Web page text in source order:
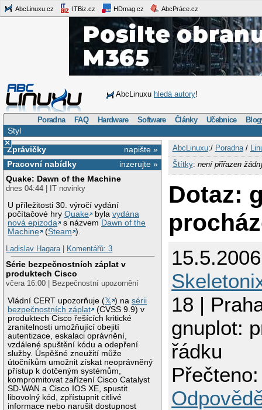
AbcLinuxu.cz ITBiz.cz HDmag.cz AbcPráce.cz
AbcLinuxu hledá autory!
Poradna FAQ Hardware Software Články Učebnice
Styl
×
napište »
Zprávičky
inzerujte »
Pracovní nabídky
Quake: Dawn of the Machine
dnes 04:44 | IT novinky
U příležitosti 30. výročí vydání
počítačové hryQuake bylavydána
nová epizoda
s názvem Dawn of the
Machine
(Steam ).
Ladislav Hagara| Komentářů: 3
Série bezpečnostních záplat v
produktech Cisco
včera 16:00 | Bezpečnostní upozornění
Vládní CERT upozorňuje (𝕏 ) nasérii
bezpečnostních záplat
(CVSS 9.9) v
produktech Cisco řešících kritické
zranitelnosti umožňující obejití
autentizace, eskalaci oprávnění,
vzdálené spuštění kódu a odepření
služby. Úspěšné zneužití může
útočníkům umožnit získat neoprávněný
přístup k dotčeným systémům,
kompromitovat zařízení Cisco Catalyst
SD-WAN a Cisco IOS XE, spustit
libovolný kód, zpřístupnit citlivé
informace nebo narušit dostupnost
AbcLinuxu:/ Poradna/
Štítky: není přiřazen
Dotaz:
18 |
gnuplot:
řádku